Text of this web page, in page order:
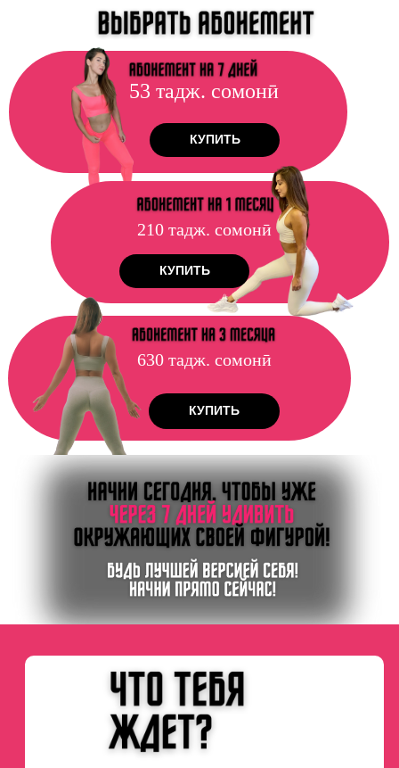
ФИТНЕС КЛУБ ДОМА
53 тадж. сомонӣ
КУПИТЬ
210 тадж. сомонӣ
КУПИТЬ
630 тадж. сомонӣ
КУПИТЬ
ФИТНЕС КЛУБ ДОМА